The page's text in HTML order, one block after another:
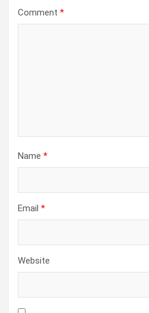
Comment *
Name *
Email *
Website